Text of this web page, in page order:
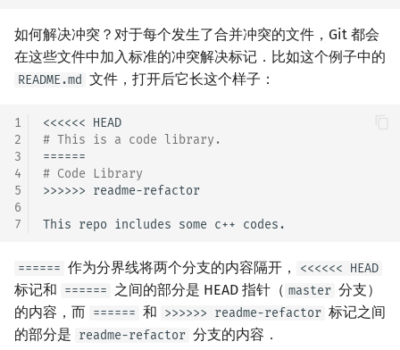
如何解决冲突？对于每个发生了合并冲突的文件，Git 都会
在这些文件中加入标准的冲突解决标记．比如这个例子中的
README.md 文件，打开后它长这个样子：
1
2
3
4
5
6
7
# This is a code library.
# Code Library
>>>>>> readme-refactor
====== 作为分界线将两个分支的内容隔开， <<<<<< HEAD
标记和 ====== 之间的部分是 HEAD 指针（ master 分支）
的内容，而 ====== 和 >>>>>> readme-refactor 标记之间
的部分是 readme-refactor 分支的内容．